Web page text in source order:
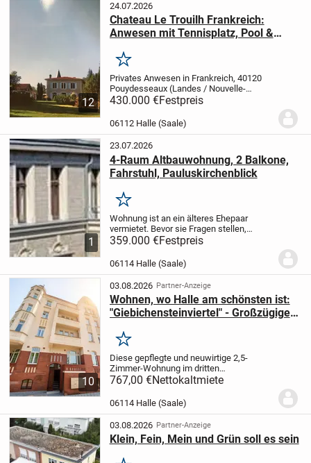
12
24.07.2026
Chateau Le Trouilh Frankreich:
Anwesen mit Tennisplatz, Pool &
Merken
Privates Anwesen in Frankreich, 40120
Pouydesseaux (Landes / Nouvelle-
Aquitaine), Provisionsfreier Privatverkauf
aus Altersgründen.
430.000 EUR - Wohnfläche: ca. 256 m²
430.000 €Festpreis
06112 Halle (Saale)
1
23.07.2026
4-Raum Altbauwohnung, 2 Balkone,
Fahrstuhl, Pauluskirchenblick
Merken
Wohnung ist an ein älteres Ehepaar
vermietet. Bevor sie Fragen stellen,
schauen Sie sich bitte das Video an,
lesen Sie den Text und laden Sie sich das
Exposee herunter. Dort werden die
meisten Fragen...
359.000 €Festpreis
06114 Halle (Saale)
10
03.08.2026 Partner-Anzeige
Wohnen, wo Halle am schönsten ist:
"Giebichensteinviertel" - Großzügige
Merken
Diese gepflegte und neuwirtige 2,5-
Zimmer-Wohnung im dritten
Obergeschoss eines insgesamt
viergeschossigen Wohnhauses überzeugt
durch ihre durchdachte Raumaufteilung
und hochwertige Ausstattung. Auf...
767,00 €Nettokaltmiete
06114 Halle (Saale)
03.08.2026 Partner-Anzeige
Klein, Fein, Mein und Grün soll es sein